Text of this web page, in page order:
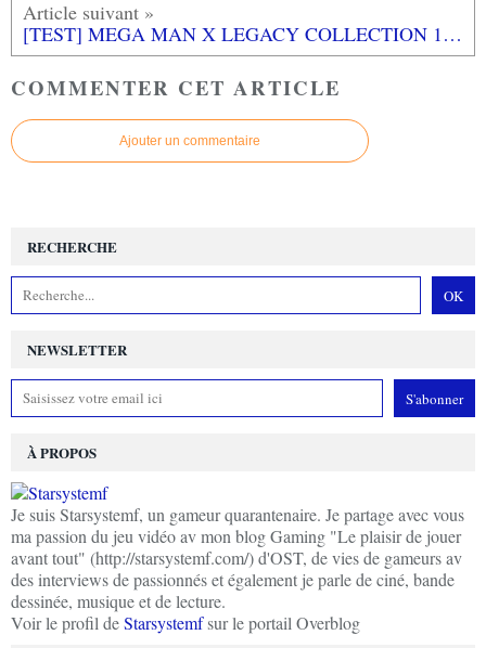
[TEST] MEGA MAN X LEGACY COLLECTION 1 ET 2 XBOX ONE
COMMENTER CET ARTICLE
Ajouter un commentaire
NEWSLETTER
RECHERCHE
À PROPOS
Je suis Starsystemf, un gameur quarantenaire. Je partage avec vous
ma passion du jeu vidéo av mon blog Gaming "Le plaisir de jouer
avant tout" (http://starsystemf.com/) d'OST, de vies de gameurs av
des interviews de passionnés et également je parle de ciné, bande
dessinée, musique et de lecture.
Voir le profil deStarsystemfsur le portail Overblog